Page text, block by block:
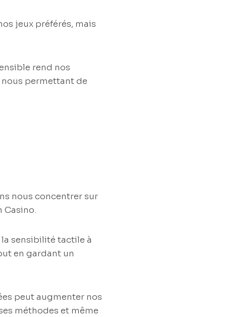
jeux préférés, mais
rend nos
permettant de
nous concentrer sur
Casino.
sensibilité tactile à
en gardant un
peut augmenter nos
méthodes et même